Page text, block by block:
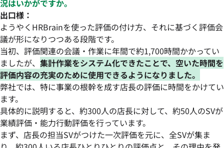
況はいかがですか。
出口様：
ようやくHRBrainを使った評価の付け方、それに基づく評価会
議が形になりつつある段階です。
当初、評価関連の会議・作業に年間で約1,700時間かかってい
ましたが、 集計作業をシステム化できたことで、空いた時間を
評価内容の充実のために使用できるようになりました。
弊社では、特に事業の根幹を成す店長の評価に時間をかけてい
ます。
具体的に説明すると、約300人の店長に対して、約50人のSVが
業績評価・能力行動評価を行っています。
まず、店長の担当SVがつけた一次評価を元に、全SVが集ま